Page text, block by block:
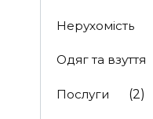
Нерухомість
Одяг та взуття
Послуги (2)